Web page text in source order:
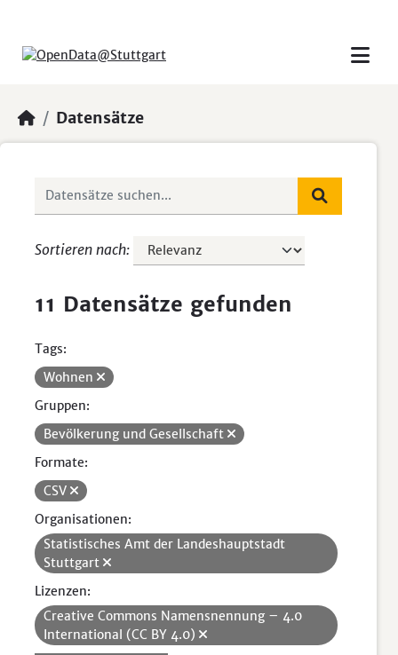
Datensätze
Sortieren nach
11 Datensätze gefunden
Tags:
Wohnen
Gruppen:
Bevölkerung und Gesellschaft
Formate:
CSV
Organisationen:
Statistisches Amt der Landeshauptstadt
Stuttgart
Lizenzen:
Creative Commons Namensnennung – 4.0
International (CC BY 4.0)